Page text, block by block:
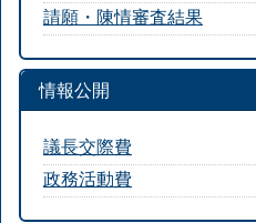
請願・陳情審査結果
情報公開
議長交際費
政務活動費